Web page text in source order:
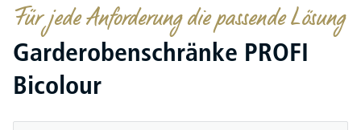
Für jede Anforderung die passende Lösung
Garderobenschränke PROFI
Bicolour